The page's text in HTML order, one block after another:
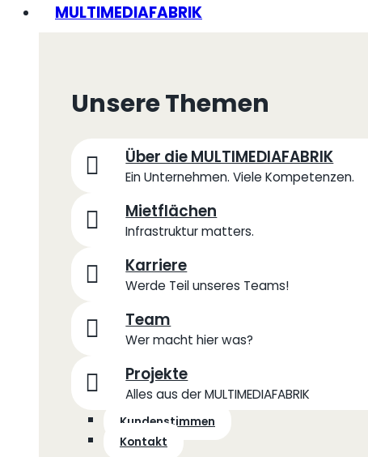
MULTIMEDIAFABRIK
Unsere Themen
Über die MULTIMEDIAFABRIK
Ein Unternehmen. Viele Kompetenzen.
Mietflächen
Infrastruktur matters.
Karriere
Werde Teil unseres Teams!
Team
Wer macht hier was?
Projekte
Alles aus der MULTIMEDIAFABRIK
Kundenstimmen
Kontakt